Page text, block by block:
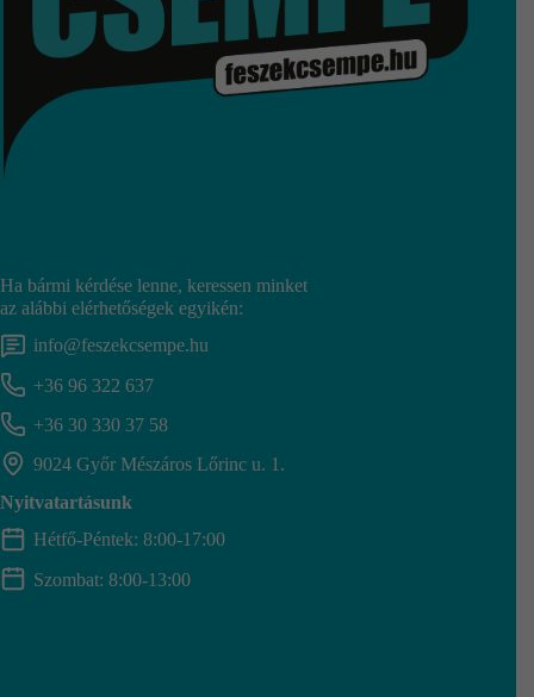
Ha bármi kérdése lenne, keressen minket
az alábbi elérhetőségek egyikén:
info@feszekcsempe.hu
+36 96 322 637
+36 30 330 37 58
9024 Győr Mészáros Lőrinc u. 1.
Nyitvatartásunk
Hétfő-Péntek: 8:00-17:00
Szombat: 8:00-13:00